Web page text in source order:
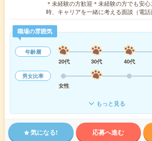
＊未経験の方歓迎＊未経験の方でも安
時、キャリアを一緒に考える面談（電
職場の雰囲気
年齢層
20代
30代 40代
男女比率
女性
もっと見る
気になる! 応募へ進む